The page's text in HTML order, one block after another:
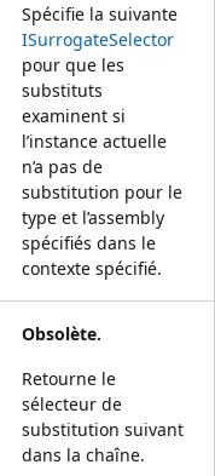
Spécifie la suivante
ISurrogateSelector
pour que les
substituts
examinent si
l’instance actuelle
n’a pas de
substitution pour le
type et l’assembly
spécifiés dans le
contexte spécifié.
Obsolète.
Retourne le
sélecteur de
substitution suivant
dans la chaîne.